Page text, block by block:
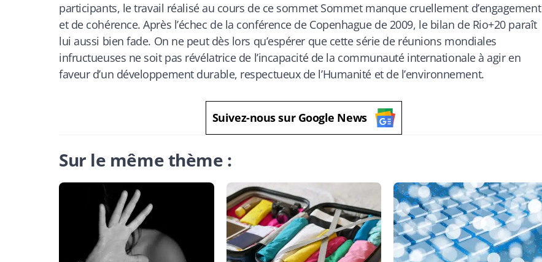
participants, le travail réalisé au cours de ce sommet Sommet manque cruellement d’engagement
et de cohérence. Après l’échec de la conférence de Copenhague de 2009, le bilan de Rio+20 paraît
lui aussi bien fade. On ne peut dès lors qu’espérer que cette série de réunions mondiales
infructueuses ne soit pas révélatrice de l’incapacité de la communauté internationale à agir en
faveur d’un développement durable, respectueux de l’Humanité et de l’environnement.
Suivez-nous sur Google News
Sur le même thème :